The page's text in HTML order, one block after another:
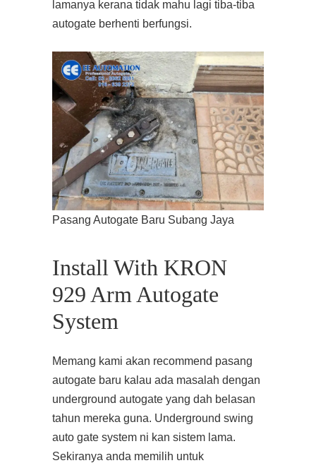
lamanya kerana tidak mahu lagi tiba-tiba
autogate berhenti berfungsi.
Pasang Autogate Baru Subang Jaya
Install With KRON
929 Arm Autogate
System
Memang kami akan recommend pasang
autogate baru kalau ada masalah dengan
underground autogate yang dah belasan
tahun mereka guna. Underground swing
auto gate system ni kan sistem lama.
Sekiranya anda memilih untuk